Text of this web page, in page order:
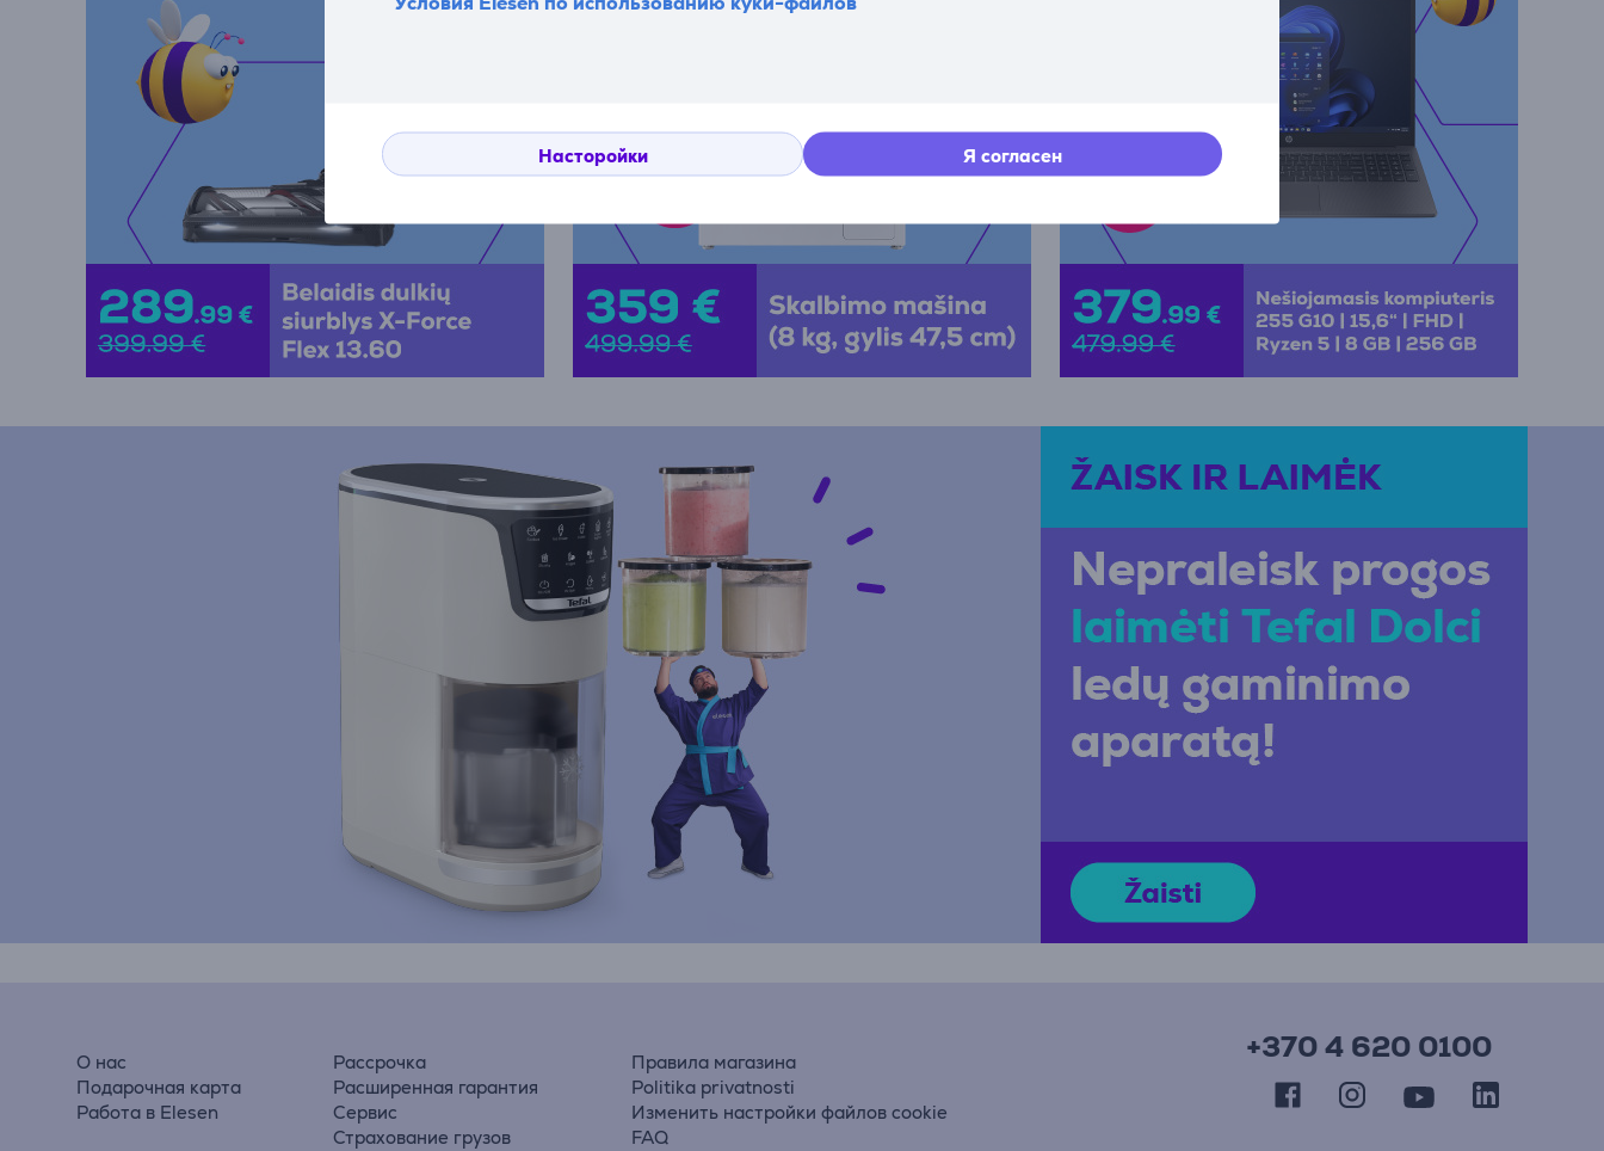
Насторойки Я согласен
О нас
Подарочная карта
Работа в Elesen
Рассрочка
Расширенная гарантия
Сервис
Страхование грузов
Правила магазина
Politika privatnosti
Изменить настройки файлов cookie
FAQ
+370 4 620 0100